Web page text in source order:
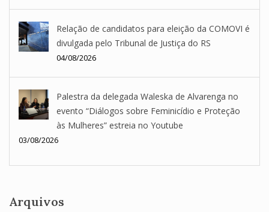
Relação de candidatos para eleição da COMOVI é
divulgada pelo Tribunal de Justiça do RS
04/08/2026
Palestra da delegada Waleska de Alvarenga no
evento “Diálogos sobre Feminicídio e Proteção
às Mulheres” estreia no Youtube
03/08/2026
Arquivos